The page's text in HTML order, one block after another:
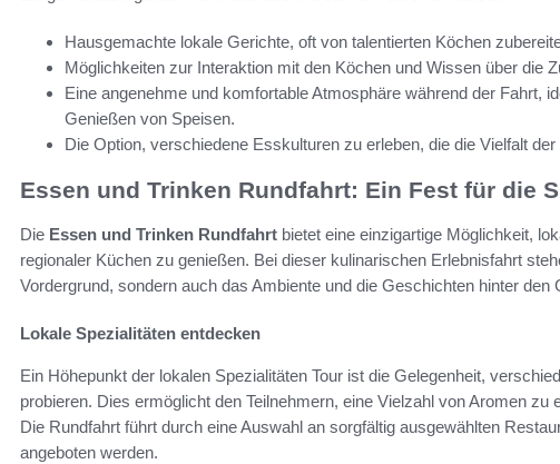
Hausgemachte lokale Gerichte, oft von talentierten Köchen
Möglichkeiten zur Interaktion mit den Köchen und Wissen über die
Eine angenehme und komfortable Atmosphäre während der Fahrt,
Genießen von Speisen.
Die Option, verschiedene Esskulturen zu erleben, die die Vielfalt
Essen und Trinken Rundfahrt: Ein Fest für die
Die Essen und Trinken Rundfahrt bietet eine einzigartige Möglichkeit,
regionaler Küchen zu genießen. Bei dieser kulinarischen Erlebnisfahrt
Vordergrund, sondern auch das Ambiente und die Geschichten hinter den
Lokale Spezialitäten entdecken
Ein Höhepunkt der lokalen Spezialitäten Tour ist die Gelegenheit,
probieren. Dies ermöglicht den Teilnehmern, eine Vielzahl von Aromen zu
Die Rundfahrt führt durch eine Auswahl an sorgfältig ausgewählten
angeboten werden.